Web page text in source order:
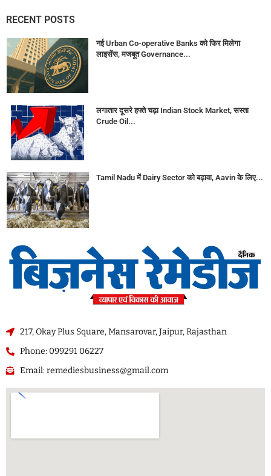
RECENT POSTS
नई Urban Co-operative Banks को फिर मिलेगा
लाइसेंस, मजबूत Governance...
लगातार दूसरे हफ्ते चढ़ा Indian Stock Market, सस्ता
Crude Oil...
Tamil Nadu में Dairy Sector को बढ़ावा, Aavin के लिए...
217, Okay Plus Square, Mansarovar, Jaipur, Rajasthan
Phone: 099291 06227
Email: remediesbusiness@gmail.com